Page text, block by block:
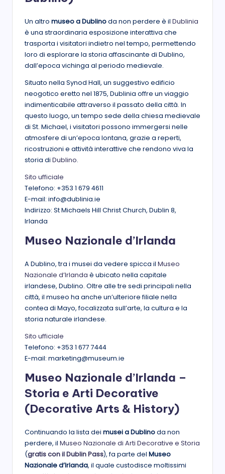
Un altro museo a Dublinoda non perdere è il Dublinia
è una straordinaria esposizione interattiva che
trasporta i visitatori indietro nel tempo, permettendo
loro di esplorare la storia affascinante di Dublino,
dall’epoca vichinga al periodo medievale.
Situato nella Synod Hall, un suggestivo edificio
neogotico eretto nel 1875, Dublinia offre un viaggio
indimenticabile attraverso il passato della città. In
questo luogo, un tempo sede della chiesa medievale
di St. Michael, i visitatori possono immergersi nelle
atmosfere di un’epoca lontana, grazie a reperti,
ricostruzioni e attività interattive che rendono viva la
storia di Dublino.
Sito ufficiale
Telefono: +353 1 679 4611
E-mail: info@dublinia.ie
Indirizzo: St Michaels Hill Christ Church, Dublin 8,
Irlanda
Museo Nazionale d’Irlanda
A Dublino, tra i musei da vedere spicca il Museo
Nazionale d’Irlanda è ubicato nella capitale
irlandese, Dublino. Oltre alle tre sedi principali nella
città, il museo ha anche un’ulteriore filiale nella
contea di Mayo, focalizzata sull’arte, la cultura e la
storia naturale irlandese.
Sito ufficiale
Telefono: +353 1 677 7444
E-mail: marketing@museum.ie
Museo Nazionale d’Irlanda –
Storia e Arti Decorative
(Decorative Arts & History)
Continuando la lista dei musei a Dublinoda non
perdere, il Museo Nazionale di Arti Decorative e Storia
(gratis con il Dublin Pass), fa parte del Museo
Nazionale d’Irlanda, il quale custodisce moltissimi